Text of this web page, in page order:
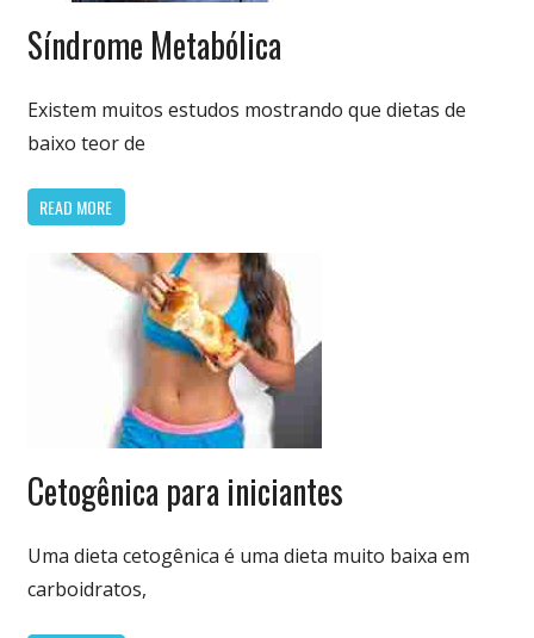
Cetogênica
Síndrome Metabólica
Existem muitos estudos mostrando que dietas de
baixo teor de
READ MORE
Cetogênica
& Low Carb
Cetogênica para iniciantes
Uma dieta cetogênica é uma dieta muito baixa em
carboidratos,